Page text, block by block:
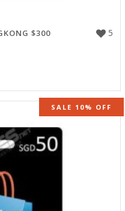
5
$300
SALE 10% OFF